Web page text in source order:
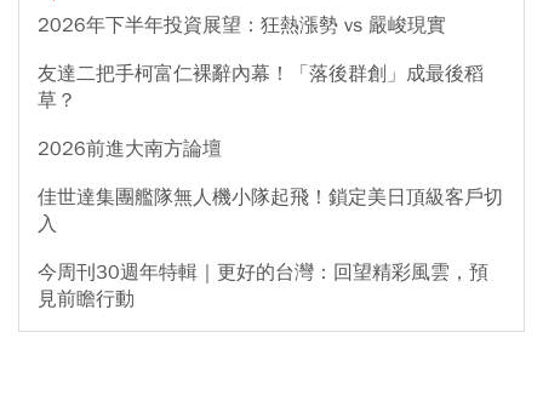
2026年下半年投資展望：狂熱漲勢 vs 嚴峻現實
友達二把手柯富仁裸辭內幕！「落後群創」成最後稻
草？
2026前進大南方論壇
佳世達集團艦隊無人機小隊起飛！鎖定美日頂級客戶切
入
今周刊30週年特輯｜更好的台灣：回望精彩風雲，預
見前瞻行動